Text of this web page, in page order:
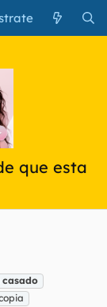
que esta
casado